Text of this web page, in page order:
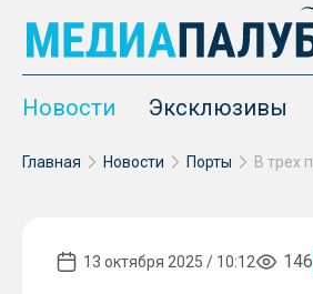
Новости Эксклюзивы
Главная Новости Порты
13 октября 2025 / 10:12 146